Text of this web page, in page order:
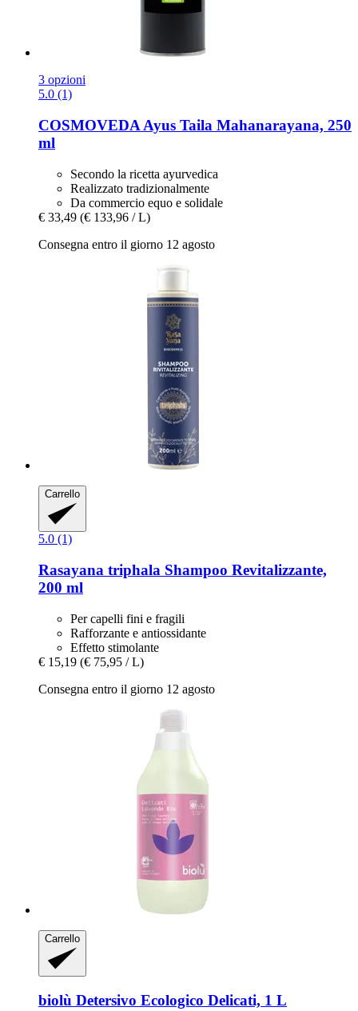
3 opzioni
5.0 (1)
COSMOVEDA Ayus Taila Mahanarayana, 250
ml
Secondo la ricetta ayurvedica
Realizzato tradizionalmente
Da commercio equo e solidale
€ 33,49 (€ 133,96 / L)
Consegna entro il giorno 12 agosto
Carrello
5.0 (1)
Rasayana triphala Shampoo Revitalizzante,
200 ml
Per capelli fini e fragili
Rafforzante e antiossidante
Effetto stimolante
€ 15,19 (€ 75,95 / L)
Consegna entro il giorno 12 agosto
Carrello
biolù Detersivo Ecologico Delicati, 1 L